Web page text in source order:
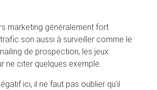
marketing généralement fort
son aussi à surveiller comme le
de prospection, les jeux
ne citer quelques exemple.
ici, il ne faut pas oublier qu’il